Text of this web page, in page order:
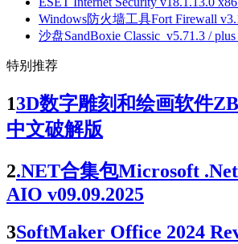
Windows防火墙工具Fort Firewall
沙盘SandBoxie Classic_v5.71.3 /
特别推荐
13D数字雕刻和绘画软件
中文破解版
2.NET合集包Microsoft .Net
AIO v09.09.2025
3SoftMaker Office 2024